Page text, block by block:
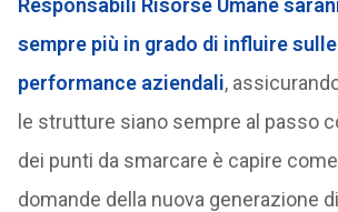
Responsabili Risorse Umane
sempre più in grado di influire
performance aziendali,
le strutture siano sempre al passo
dei punti da smarcare è capire
domande della nuova generazione